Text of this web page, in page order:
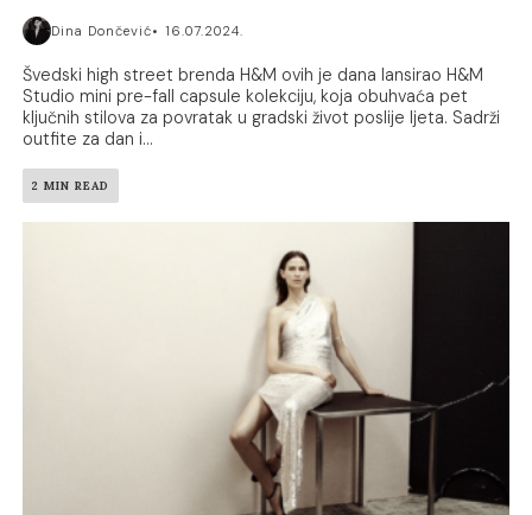
Dina Dončević 16.07.2024.
Švedski high street brenda H&M ovih je dana lansirao H&M
Studio mini pre-fall capsule kolekciju, koja obuhvaća pet
ključnih stilova za povratak u gradski život poslije ljeta. Sadrži
outfite za dan i...
2 MIN READ